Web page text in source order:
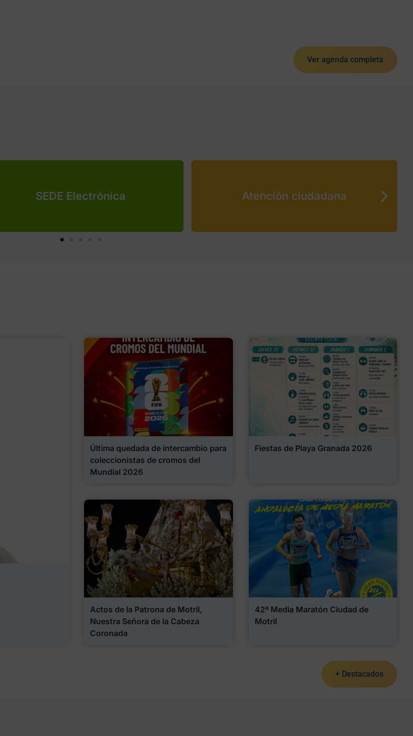
Ver agenda completa
SEDE Electrónica Atención ciudadana
Última quedada de intercambio para
coleccionistas de cromos del
Mundial 2026
Fiestas de Playa Granada 2026
Actos de la Patrona de Motril,
Nuestra Señora de la Cabeza
Coronada
42ª Media Maratón Ciudad de
Motril
+ Destacados